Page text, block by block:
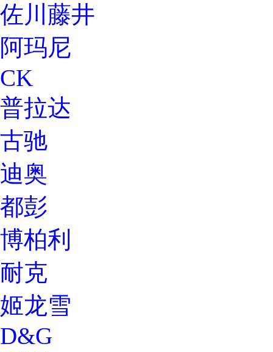
佐川藤井
阿玛尼
CK
普拉达
古驰
迪奥
都彭
博柏利
耐克
姬龙雪
D&G